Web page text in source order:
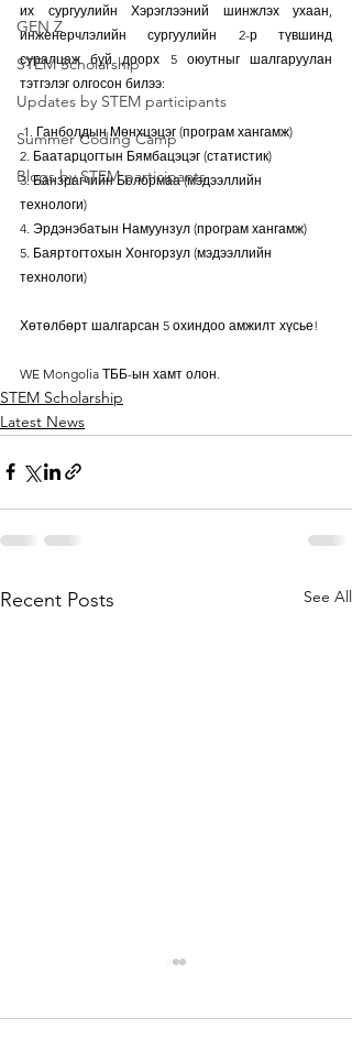
GEN Z
STEM Scholarship
Updates by STEM participants
Summer Coding Camp
Blogs by STEM participants
их сургуулийн Хэрэглээний шинжлэх ухаан,
инженерчлэлийн сургуулийн 2-р түвшинд
суралцаж буй доорх 5 оюутныг шалгаруулан
тэтгэлэг олгосон билээ:
1. Ганболдын Мөнхцэцэг (програм хангамж)
2. Баатарцогтын Бямбацэцэг (статистик)
3. Банзрагчийн Болормаа (мэдээллийн
технологи)
4. Эрдэнэбатын Намуунзул (програм хангамж)
5. Баяртогтохын Хонгорзул (мэдээллийн
технологи)
Хөтөлбөрт шалгарсан 5 охиндоо амжилт хүсье!
WE Mongolia ТББ-ын хамт олон.
STEM Scholarship
Latest News
Recent Posts See All